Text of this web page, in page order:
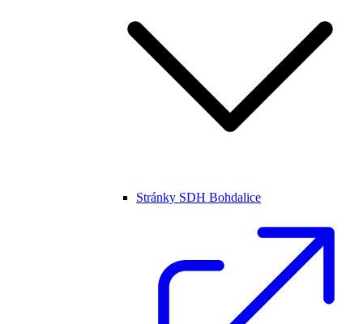
Stránky SDH Bohdalice